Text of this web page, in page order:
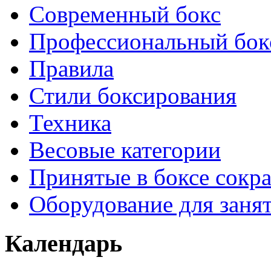
Современный бокс
Профессиональный
Правила
Стили боксирования
Техника
Весовые категории
Принятые в боксе
Оборудование для
Календарь